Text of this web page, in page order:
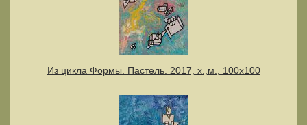
Из цикла Формы. Пастель. 2017, х.,м., 100х100